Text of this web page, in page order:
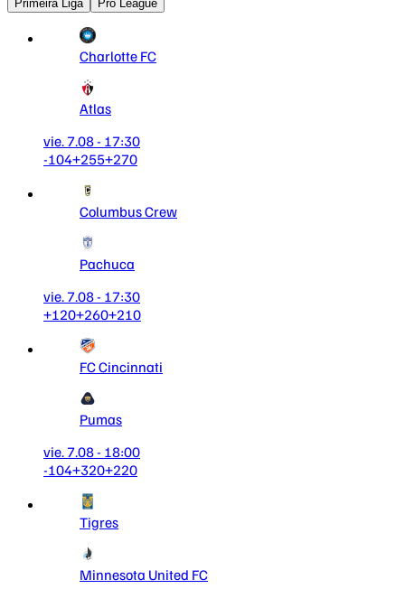
Primeira Liga
Pro League
Charlotte FC
Atlas
vie. 7.08 - 17:30
-104+255+270
Columbus Crew
Pachuca
vie. 7.08 - 17:30
+120+260+210
FC Cincinnati
Pumas
vie. 7.08 - 18:00
-104+320+220
Tigres
Minnesota United FC